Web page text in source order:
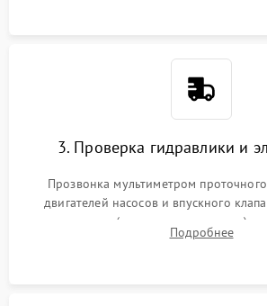
3. Проверка гидравлики и
Прозвонка мультиметром
двигателей насосов и впускного
прессостата (датчика уровня воды),
концевика дверцы и электронного
Подробнее